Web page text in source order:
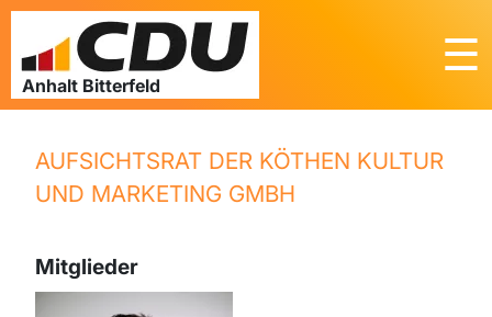
☰
AUFSICHTSRAT DER KÖTHEN KULTUR
UND MARKETING GMBH
Mitglieder